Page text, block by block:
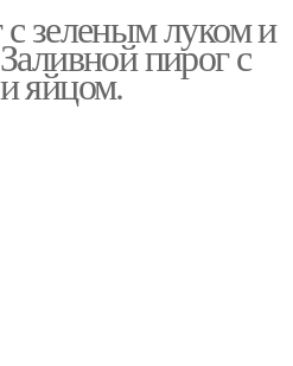
зеленым луком и
пирог с
яйцом.